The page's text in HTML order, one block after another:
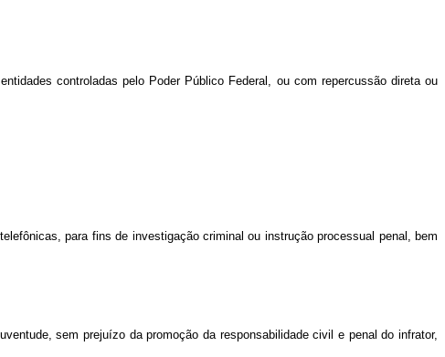
controladas pelo Poder Público Federal, ou com repercussão direta ou
para fins de investigação criminal ou instrução processual penal, bem
sem prejuízo da promoção da responsabilidade civil e penal do infrator,